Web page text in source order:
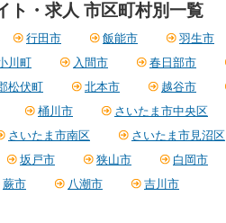
ト・求人 市区町村別一覧
行田市 飯能市 羽生市
川町 入間市 春日部市
松伏町 北本市 越谷市
桶川市 さいたま市中央区
さいたま市南区 さいたま市見沼区
坂戸市 狭山市 白岡市
蕨市 八潮市 吉川市